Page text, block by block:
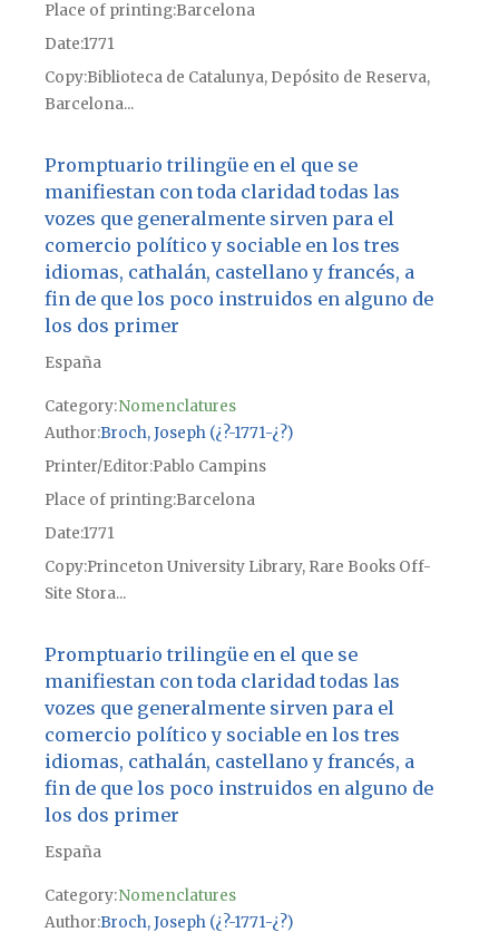
Place of printingBarcelona
Date1771
CopyBiblioteca de Catalunya, Depósito de Reserva,
Barcelona...
Promptuario trilingüe en el que se
manifiestan con toda claridad todas las
vozes que generalmente sirven para el
comercio político y sociable en los tres
idiomas, cathalán, castellano y francés, a
fin de que los poco instruidos en alguno de
los dos primer
España
Category:Nomenclatures
Author Broch, Joseph (¿?-1771-¿?)
Printer/Editor Pablo Campins
Place of printingBarcelona
Date1771
CopyPrinceton University Library, Rare Books Off-
Site Stora...
Promptuario trilingüe en el que se
manifiestan con toda claridad todas las
vozes que generalmente sirven para el
comercio político y sociable en los tres
idiomas, cathalán, castellano y francés, a
fin de que los poco instruidos en alguno de
los dos primer
España
Category:Nomenclatures
Author Broch, Joseph (¿?-1771-¿?)